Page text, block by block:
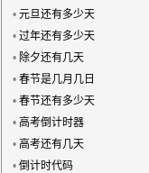
• 元旦还有多少天
• 过年还有多少天
• 除夕还有几天
• 春节是几月几日
• 春节还有多少天
• 高考倒计时器
• 高考还有几天
• 倒计时代码